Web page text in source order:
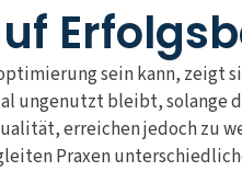
sein kann,
ungenutzt bleibt, solange
erreichen jedoch
Praxen